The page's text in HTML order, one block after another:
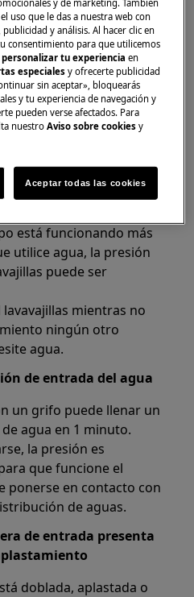
completamente
la alimentación
y abra el grifo por
la alimentación eléctrica
para poner en
utilizando más de un
agua
está funcionando más
utilice agua, la presión
puede ser
mientras no
ningún otro
agua.
de entrada del agua
un grifo puede llenar un
agua en 1 minuto.
la presión es
que funcione el
ponerse en contacto con
de aguas.
de entrada presenta
doblada, aplastada o
y de marketing. También
uso que le das a nuestra web con
y análisis. Al hacer clic en
consentimiento para que utilicemos
personalizar tu experienciaen
especialesy ofrecerte publicidad
sin aceptar», bloquearás
y tu experiencia de navegación y
pueden verse afectados. Para
nuestroAviso sobre cookies y
Aceptar todas las cookies